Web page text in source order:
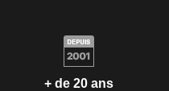
+ de 20 ans